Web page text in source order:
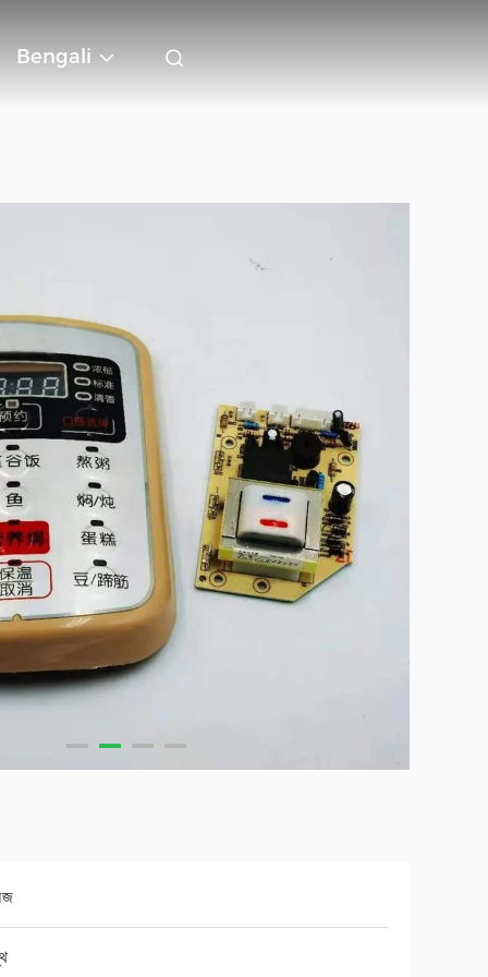
Bengali